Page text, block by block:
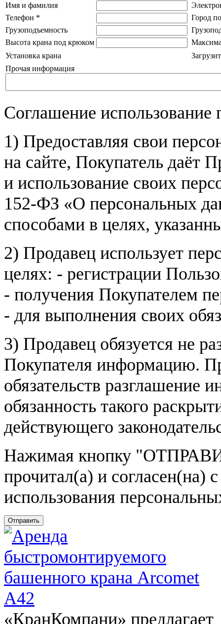
Имя и фамилия
Телефон *
Город
Грузоподъемность
Высота крана под крюком
Установка крана
Прочая информация
Соглашение
1) Предоставляя свои
на сайте, Покупатель даёт
и использование своих
152-ФЗ «О персональных
способами в целях,
2) Продавец использует
целях: - регистрации
- получения Покупателем
- для выполнения своих
3) Продавец обязуется не
Покупателя информацию.
обязательств разглашение
обязанность такого
действующего
Нажимая кнопку
прочитал(а) и согласен(на)
использования
Отправить
«КранКомпани» предлагает